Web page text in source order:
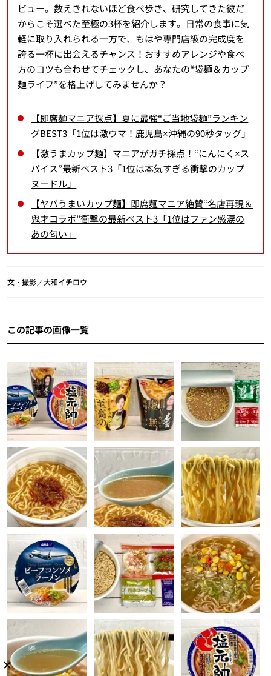
ビュー。数えきれないほど食べ歩き、研究してきた彼だ
からこそ選べた至極の3杯を紹介します。日常の食事に気
軽に取り入れられる一方で、もはや専門店級の完成度を
誇る一杯に出会えるチャンス！おすすめアレンジや食べ
方のコツも合わせてチェックし、あなたの“袋麺＆カップ
麺ライフ”を格上げしてみませんか？
【即席麺マニア採点】夏に最強“ご当地袋麺”ランキン
グBEST3「1位は激ウマ！鹿児島×沖縄の90秒タッグ」
【激うまカップ麺】マニアがガチ採点！“にんにく×ス
パイス”最新ベスト3「1位は本気すぎる衝撃のカップ
ヌードル」
【ヤバうまいカップ麺】即席麺マニア絶賛“名店再現＆
鬼才コラボ”衝撃の最新ベスト3「1位はファン感涙の
あの匂い」
文・撮影／大和イチロウ
この記事の画像一覧